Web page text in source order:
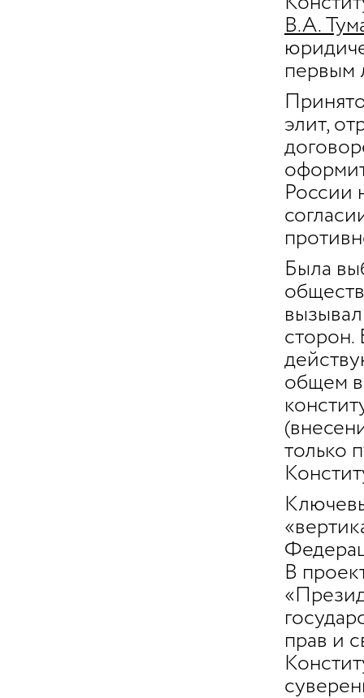
В.А.
первым
элит,
России
Была
сторон.
общем
только
В
прав и